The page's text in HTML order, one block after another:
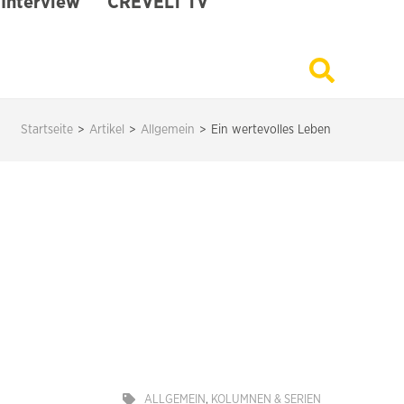
Startseite > Artikel > Allgemein > Ein wertevolles Leben
ALLGEMEIN, KOLUMNEN & SERIEN